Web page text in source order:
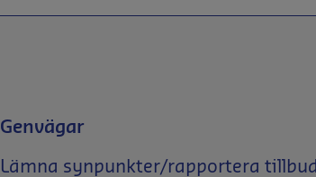
Genvägar
Lämna synpunkter/rapportera tillbud